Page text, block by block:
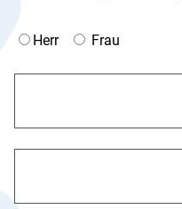
Herr Frau